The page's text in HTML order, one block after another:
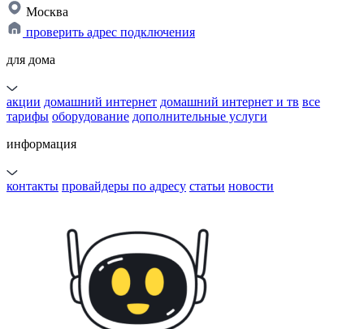
Москва
проверить адрес подключения
для дома
акции домашний интернет домашний интернет и тв все
тарифы оборудование дополнительные услуги
информация
контакты провайдеры по адресу статьи новости